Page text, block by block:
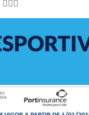
🏄‍♂️🌊